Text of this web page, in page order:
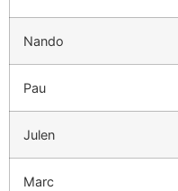
Nando
Pau
Julen
Marc